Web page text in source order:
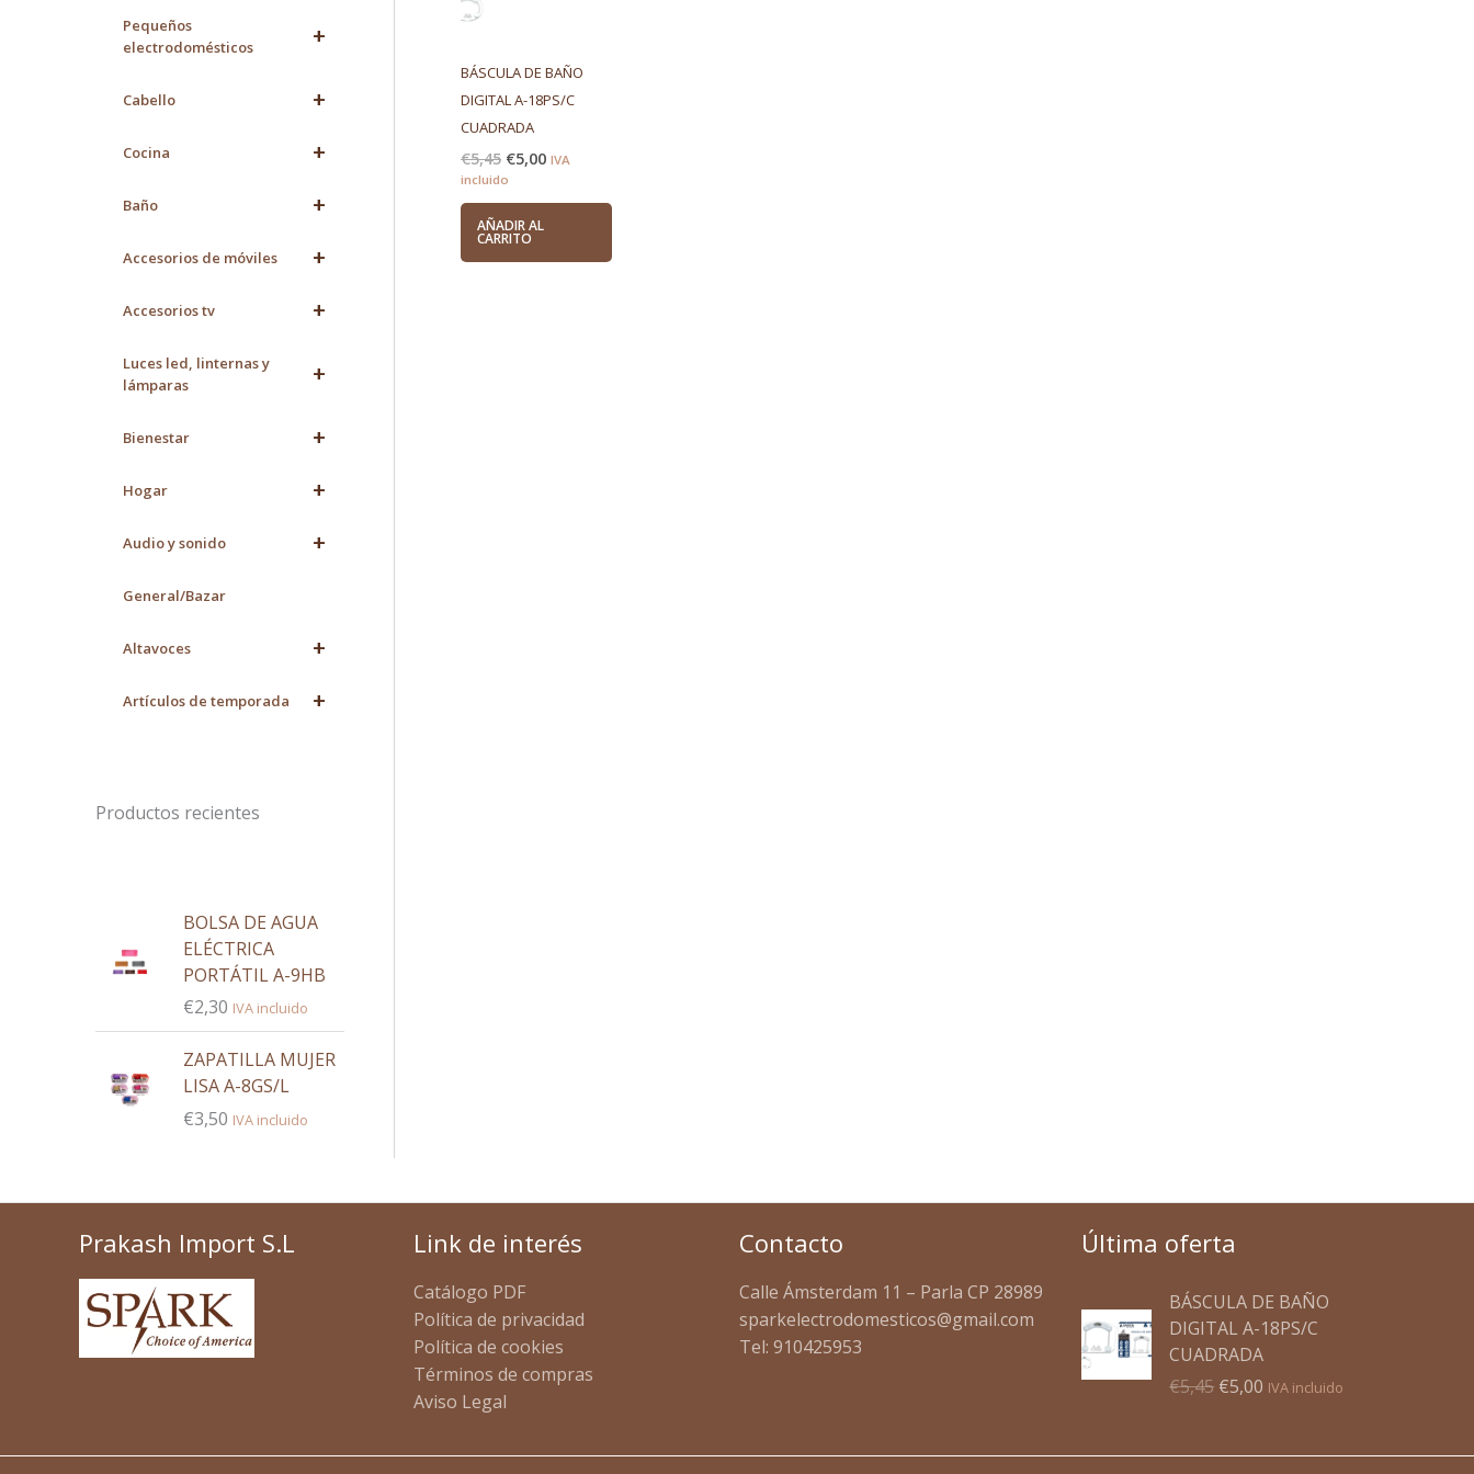
+
Pequeños
electrodomésticos
+
Cabello
+
Cocina
+
Baño
+
Accesorios de móviles
+
Accesorios tv
+
Luces led, linternas y
lámparas
+
Bienestar
+
Hogar
+
Audio y sonido
General/Bazar
+
Altavoces
+
Artículos de temporada
Productos recientes
BOLSA DE AGUA
ELÉCTRICA
PORTÁTIL A-9HB
€2,30 IVA incluido
ZAPATILLA MUJER
LISA A-8GS/L
€3,50 IVA incluido
BÁSCULA DE BAÑO
DIGITAL A-18PS/C
CUADRADA
€5,45 €5,00 IVA
incluido
AÑADIR AL
CARRITO
Prakash Import S.L Link de interés
Catálogo PDF
Política de privacidad
Política de cookies
Términos de compras
Aviso Legal
Contacto
Calle Ámsterdam 11 – Parla CP 28989
sparkelectrodomesticos@gmail.com
Tel: 910425953
Última oferta
BÁSCULA DE BAÑO
DIGITAL A-18PS/C
CUADRADA
€5,45
El
precio
original
era:
€5,45.
€5,00
El
precio
actual
es:
€5,00.
IVA incluido